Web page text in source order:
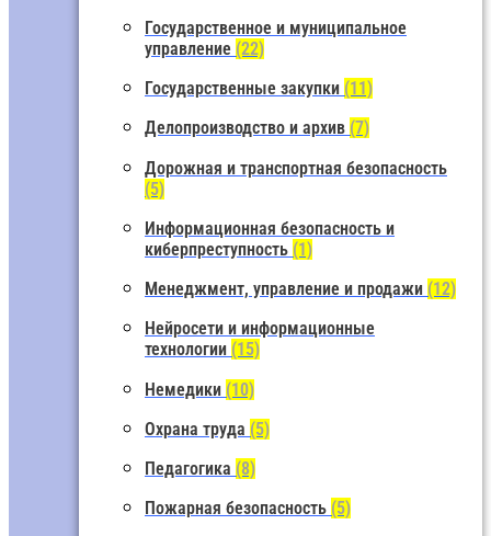
Государственное и муниципальное
управление (22)
Государственные закупки (11)
Делопроизводство и архив (7)
Дорожная и транспортная безопасность
(5)
Информационная безопасность и
киберпреступность (1)
Менеджмент, управление и продажи (12)
Нейросети и информационные
технологии (15)
Немедики (10)
Охрана труда (5)
Педагогика (8)
Пожарная безопасность (5)